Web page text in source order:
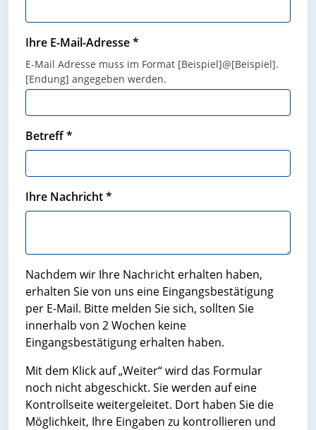
Ihre E-Mail-Adresse*
E-Mail Adresse muss im Format [Beispiel]@[Beispiel].
[Endung] angegeben werden.
Betreff*
Ihre Nachricht*
Nachdem wir Ihre Nachricht erhalten haben,
erhalten Sie von uns eine Eingangsbestätigung
per E-Mail. Bitte melden Sie sich, sollten Sie
innerhalb von 2 Wochen keine
Eingangsbestätigung erhalten haben.
Mit dem Klick auf „Weiter“ wird das Formular
noch nicht abgeschickt. Sie werden auf eine
Kontrollseite weitergeleitet. Dort haben Sie die
Möglichkeit, Ihre Eingaben zu kontrollieren und